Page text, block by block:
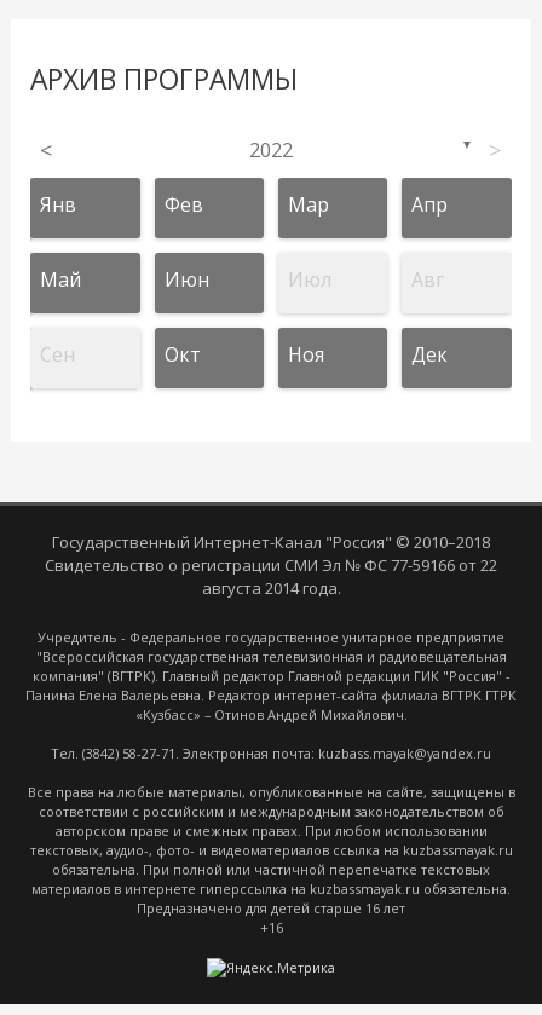
АРХИВ ПРОГРАММЫ
< 2022 ▼ >
Янв Фев Мар Апр
Май Июн Июл Авг
Сен Окт Ноя Дек
Государственный Интернет-Канал "Россия" © 2010–2018
Свидетельство о регистрации СМИ Эл № ФС 77-59166 от 22
августа 2014 года.
Учредитель - Федеральное государственное унитарное предприятие
"Всероссийская государственная телевизионная и радиовещательная
компания" (ВГТРК). Главный редактор Главной редакции ГИК "Россия" -
Панина Елена Валерьевна. Редактор интернет-сайта филиала ВГТРК ГТРК
«Кузбасс» – Отинов Андрей Михайлович.
Тел. (3842) 58-27-71. Электронная почта: kuzbass.mayak@yandex.ru
Все права на любые материалы, опубликованные на сайте, защищены в
соответствии с российским и международным законодательством об
авторском праве и смежных правах. При любом использовании
текстовых, аудио-, фото- и видеоматериалов ссылка на kuzbassmayak.ru
обязательна. При полной или частичной перепечатке текстовых
материалов в интернете гиперссылка на kuzbassmayak.ru обязательна.
Предназначено для детей старше 16 лет
+16